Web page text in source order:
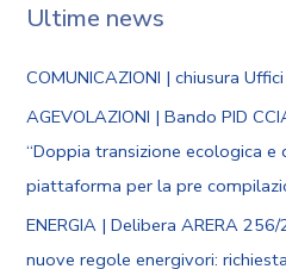
Ultime news
COMUNICAZIONI | chiusura Uffici
AGEVOLAZIONI | Bando PID
“Doppia transizione ecologica e
piattaforma per la pre
ENERGIA | Delibera ARERA
nuove regole energivori: